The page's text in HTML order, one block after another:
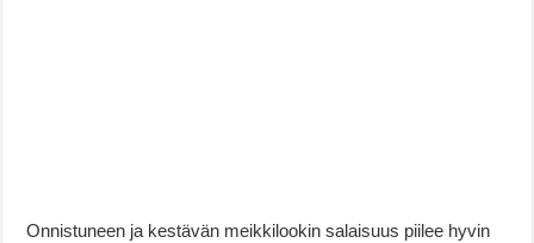
Onnistuneen ja kestävän meikkilookin salaisuus piilee hyvin